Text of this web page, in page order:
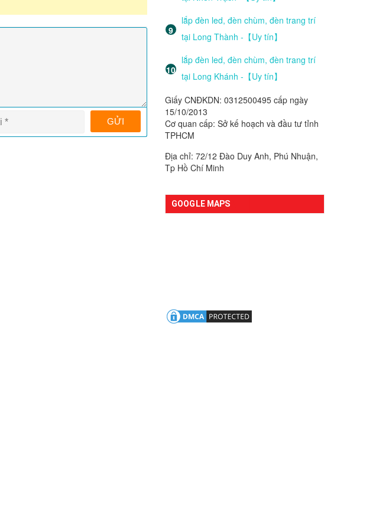
lắp đèn led, đèn chùm, đèn trang trí
tại Long Thành -【Uy tín】
lắp đèn led, đèn chùm, đèn trang trí
tại Long Khánh -【Uy tín】
Giấy CNĐKDN: 0312500495 cấp ngày
15/10/2013
Cơ quan cấp: Sở kế hoạch và đầu tư tỉnh
TPHCM
Địa chỉ: 72/12 Đào Duy Anh, Phú Nhuận,
Tp Hồ Chí Minh
GOOGLE MAPS